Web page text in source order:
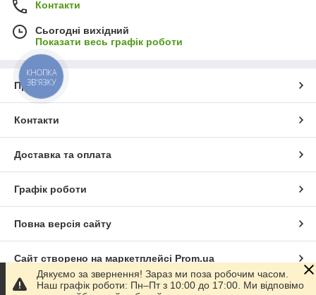
Контакти
Сьогодні вихідний
Показати весь графік роботи
Про нас
Контакти
Доставка та оплата
Графік роботи
Повна версія сайту
Сайт створено на маркетплейсі Prom.ua
Дякуємо за звернення! Зараз ми поза робочим часом.
Наш графік роботи: Пн–Пт з 10:00 до 17:00. Ми відповімо
КНОПКА
ЗВ'ЯЗКУ